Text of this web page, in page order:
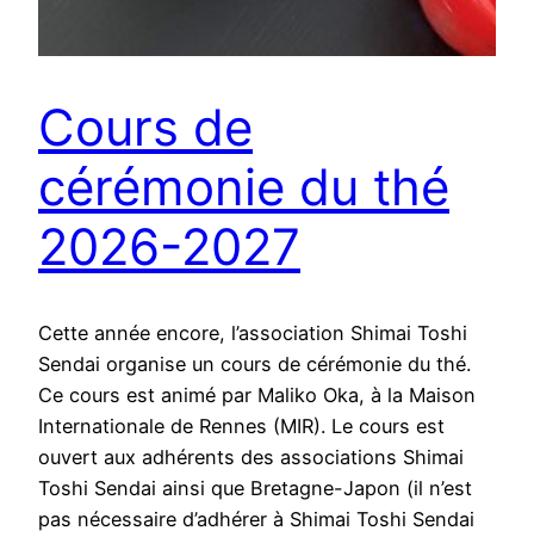
Cours de
cérémonie du thé
2026-2027
Cette année encore, l’association Shimai Toshi
Sendai organise un cours de cérémonie du thé.
Ce cours est animé par Maliko Oka, à la Maison
Internationale de Rennes (MIR). Le cours est
ouvert aux adhérents des associations Shimai
Toshi Sendai ainsi que Bretagne-Japon (il n’est
pas nécessaire d’adhérer à Shimai Toshi Sendai